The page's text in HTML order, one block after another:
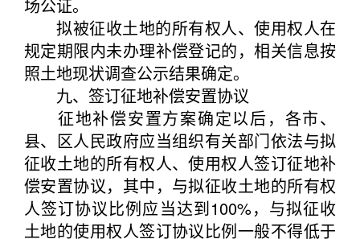
场公证。
拟被征收土地的所有权人、使用权人在
规定期限内未办理补偿登记的，相关信息按
照土地现状调查公示结果确定。
九、签订征地补偿安置协议
征地补偿安置方案确定以后，各市、
县、区人民政府应当组织有关部门依法与拟
征收土地的所有权人、使用权人签订征地补
偿安置协议，其中，与拟征收土地的所有权
人签订协议比例应当达到100%，与拟征收
土地的使用权人签订协议比例一般不得低于